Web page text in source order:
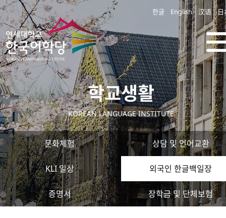
한글 English 汉语 日
학교생활
KOREAN LANGUAGE INSTITUTE
문화체험 상담 및 언어교환
KLI 일상 외국인 한글백일장
증명서 장학금 및 단체보험